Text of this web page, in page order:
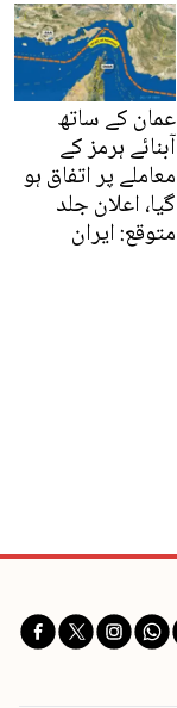
عمان کے ساتھ
آبنائے ہرمز کے
معاملے پر اتفاق ہو
گیا، اعلان جلد
متوقع: ایران